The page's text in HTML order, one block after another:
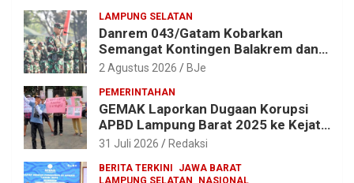
LAMPUNG SELATAN
Danrem 043/Gatam Kobarkan
Semangat Kontingen Balakrem dan
Yonif 143/TWEJ di Pembukaan
XXI/Radin Inten
2 Agustus 2026 BJe
PEMERINTAHAN
GEMAK Laporkan Dugaan Korupsi
APBD Lampung Barat 2025 ke Kejati
Lampung, Soroti Proyek Jalan
31 Juli 2026 Redaksi
BERITA TERKINI
JAWA BARAT
LAMPUNG SELATAN
NASIONAL